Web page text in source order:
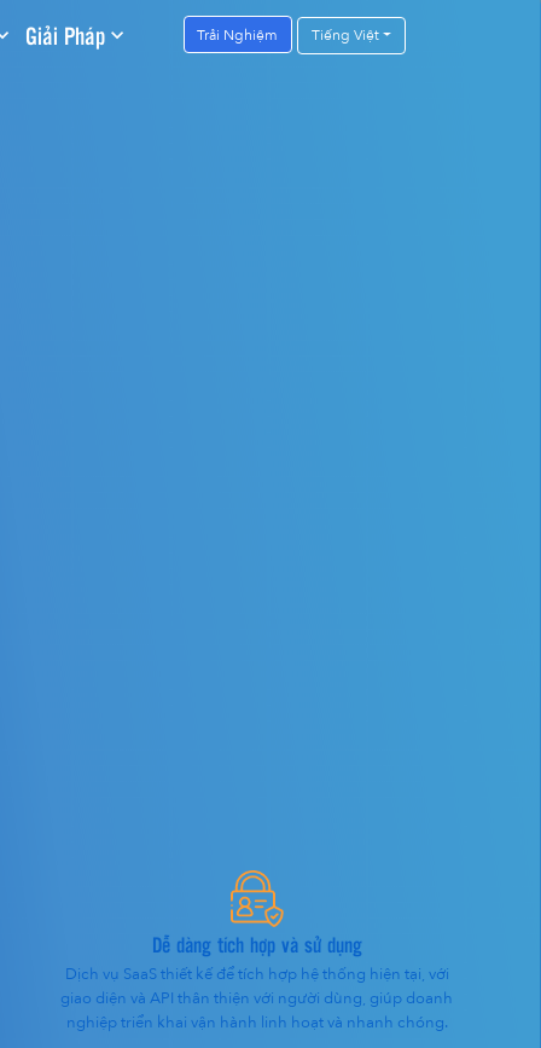
Giải Pháp Trải Nghiệm Tiếng Việt
Dễ dàng tích hợp và sử dụng
Dịch vụ SaaS thiết kế để tích hợp hệ thống hiện tại, với
giao diện và API thân thiện với người dùng, giúp doanh
nghiệp triển khai vận hành linh hoạt và nhanh chóng.